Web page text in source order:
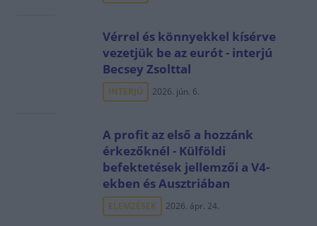
Vérrel és könnyekkel kísérve
vezetjük be az eurót - interjú
Becsey Zsolttal
INTERJÚ 2026. jún. 6.
A profit az első a hozzánk
érkezőknél - Külföldi
befektetések jellemzői a V4-
ekben és Ausztriában
ELEMZÉSEK 2026. ápr. 24.